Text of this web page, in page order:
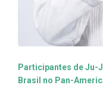
Participantes de Ju-
Brasil no Pan-